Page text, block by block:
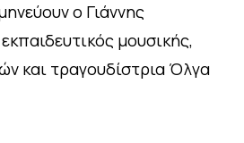
ο Γιάννης
μουσικής,
και τραγουδίστρια Όλγα